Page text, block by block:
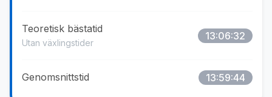
Teoretisk bästatid
Utan växlingstider
13:06:32
Genomsnittstid 13:59:44